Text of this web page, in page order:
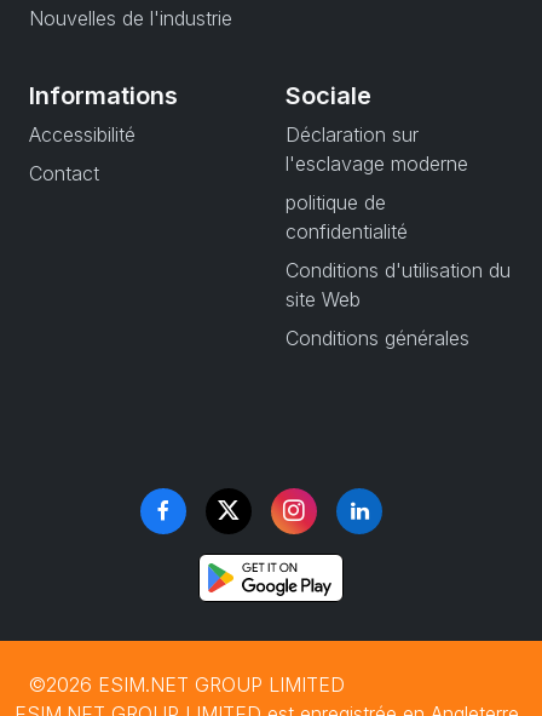
Nouvelles de l'industrie
Informations
Accessibilité
Contact
Sociale
Déclaration sur
l'esclavage moderne
politique de
confidentialité
Conditions d'utilisation du
site Web
Conditions générales
©2026 ESIM.NET GROUP LIMITED